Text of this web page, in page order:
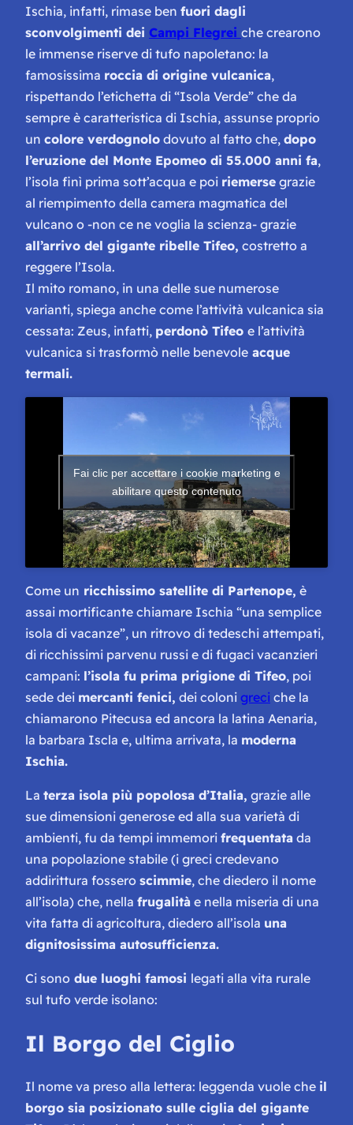
Ischia, infatti, rimase ben fuori dagli
sconvolgimenti dei Campi Flegrei che crearono
le immense riserve di tufo napoletano: la
famosissima roccia di origine vulcanica,
rispettando l’etichetta di “Isola Verde” che da
sempre è caratteristica di Ischia, assunse proprio
un colore verdognolo dovuto al fatto che, dopo
l’eruzione del Monte Epomeo di 55.000 anni fa,
l’isola finì prima sott’acqua e poi riemerse grazie
al riempimento della camera magmatica del
vulcano o -non ce ne voglia la scienza- grazie
all’arrivo del gigante ribelle Tifeo, costretto a
reggere l’Isola.
Il mito romano, in una delle sue numerose
varianti, spiega anche come l’attività vulcanica sia
cessata: Zeus, infatti, perdonò Tifeo e l’attività
vulcanica si trasformò nelle benevole acque
termali.
Fai clic per accettare i cookie marketing e
abilitare questo contenuto
Come un ricchissimo satellite di Partenope, è
assai mortificante chiamare Ischia “una semplice
isola di vacanze”, un ritrovo di tedeschi attempati,
di ricchissimi parvenu russi e di fugaci vacanzieri
campani: l’isola fu prima prigione di Tifeo, poi
sede dei mercanti fenici, dei coloni greci che la
chiamarono Pitecusa ed ancora la latina Aenaria,
la barbara Iscla e, ultima arrivata, la moderna
Ischia.
La terza isola più popolosa d’Italia, grazie alle
sue dimensioni generose ed alla sua varietà di
ambienti, fu da tempi immemori frequentata da
una popolazione stabile (i greci credevano
addirittura fossero scimmie, che diedero il nome
all’isola) che, nella frugalità e nella miseria di una
vita fatta di agricoltura, diedero all’isola una
dignitosissima autosufficienza.
Ci sono due luoghi famosi legati alla vita rurale
sul tufo verde isolano:
Il Borgo del Ciglio
Il nome va preso alla lettera: leggenda vuole che il
borgo sia posizionato sulle ciglia del gigante